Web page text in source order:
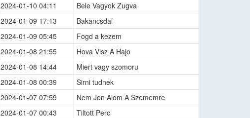
2024-01-10 04:11
Bele Vagyok Zugva
2024-01-09 17:13
Bakancsdal
2024-01-09 05:45
Fogd a kezem
2024-01-08 21:55
Hova Visz A Hajo
2024-01-08 14:44
Miert vagy szomoru
2024-01-08 00:39
Sirni tudnek
2024-01-07 07:59
Nem Jon Alom A Szememre
2024-01-07 00:43
Tiltott Perc